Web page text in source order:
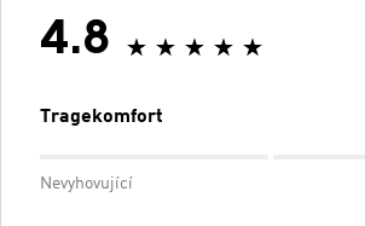
4.8
Tragekomfort
Nevyhovující